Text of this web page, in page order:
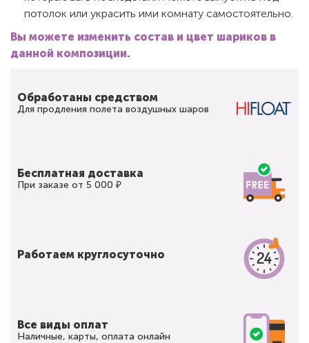
потолок или украсить ими комнату самостоятельно.
Вы можете изменить состав и цвет шариков в
данной композиции.
Обработаны средством
Для продления полета воздушных шаров
Бесплатная доставка
При заказе от 5 000 ₽
Работаем круглосуточно
Все виды оплат
Наличные, карты, оплата онлайн